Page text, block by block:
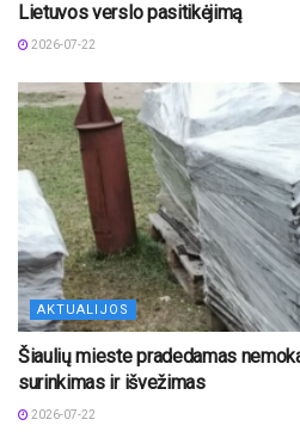
Lietuvos verslo pasitikėjimą
2026-07-22
AKTUALIJOS
Šiaulių mieste pradedamas
surinkimas ir išvežimas
2026-07-22